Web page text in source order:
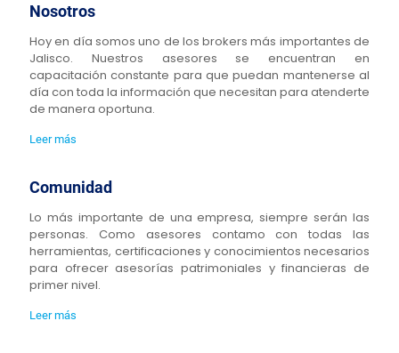
Nosotros
Hoy en día somos uno de los brokers más importantes de
Jalisco. Nuestros asesores se encuentran en
capacitación constante para que puedan mantenerse al
día con toda la información que necesitan para atenderte
de manera oportuna.
Leer más
Comunidad
Lo más importante de una empresa, siempre serán las
personas. Como asesores contamo con todas las
herramientas, certificaciones y conocimientos necesarios
para ofrecer asesorías patrimoniales y financieras de
primer nivel.
Leer más